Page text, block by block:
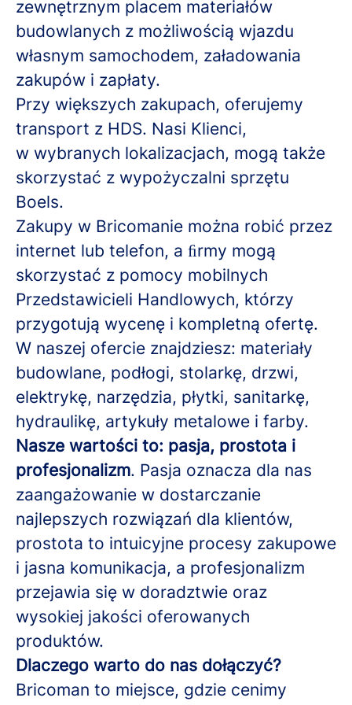
zewnętrznym placem materiałów
budowlanych z możliwością wjazdu
własnym samochodem, załadowania
zakupów i zapłaty.
Przy większych zakupach, oferujemy
transport z HDS. Nasi Klienci,
w wybranych lokalizacjach, mogą także
skorzystać z wypożyczalni sprzętu
Boels.
Zakupy w Bricomanie można robić przez
internet lub telefon, a ﬁrmy mogą
skorzystać z pomocy mobilnych
Przedstawicieli Handlowych, którzy
przygotują wycenę i kompletną ofertę.
W naszej ofercie znajdziesz: materiały
budowlane, podłogi, stolarkę, drzwi,
elektrykę, narzędzia, płytki, sanitarkę,
hydraulikę, artykuły metalowe i farby.
Nasze wartości to: pasja, prostota i
profesjonalizm. Pasja oznacza dla nas
zaangażowanie w dostarczanie
najlepszych rozwiązań dla klientów,
prostota to intuicyjne procesy zakupowe
i jasna komunikacja, a profesjonalizm
przejawia się w doradztwie oraz
wysokiej jakości oferowanych
produktów.
Dlaczego warto do nas dołączyć?
Bricoman to miejsce, gdzie cenimy